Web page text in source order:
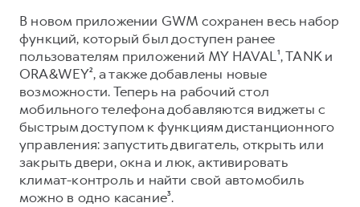
Крупным корпоративным клиентам
Система управления автопарком
Сервис для корпоративных клиентов
HAVAL Лизинг
АКСЕССУАРЫ HAVAL
Автомобильные аксессуары
Коллекция PRO
Руководства по эксплуатации
Подписки
АКСЕССУАРЫ HAVAL
Автомобильные аксессуары
Коллекция PRO
Коллекция Базовая
Коллекция Детская
В новом приложении GWM сохранен весь набор
функций, который был доступен ранее
пользователям приложений MY HAVAL¹, TANK и
ORA&WEY², а также добавлены новые
возможности. Теперь на рабочий стол
мобильного телефона добавляются виджеты с
быстрым доступом к функциям дистанционного
управления: запустить двигатель, открыть или
закрыть двери, окна и люк, активировать
климат-контроль и найти свой автомобиль
можно в одно касание³.